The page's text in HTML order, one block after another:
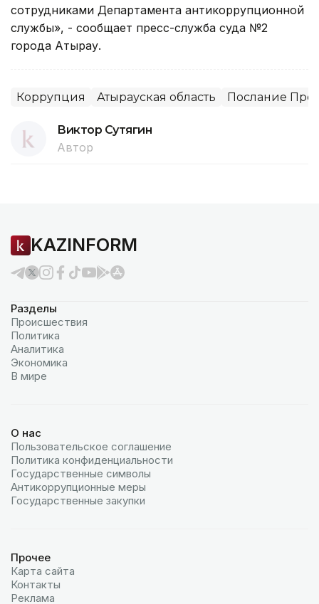
сотрудниками Департамента антикоррупционной
службы», - сообщает пресс-служба суда №2
города Атырау.
Коррупция Атырауская область Послание
Виктор Сутягин
Автор
KAZINFORM
Разделы
Происшествия
Политика
Аналитика
Экономика
В мире
О нас
Пользовательское соглашение
Политика конфиденциальности
Государственные символы
Антикоррупционные меры
Государственные закупки
Прочее
Карта сайта
Контакты
Реклама